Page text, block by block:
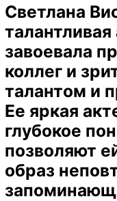
Светлана
завоевала
коллег и
талантом и
Ее яркая
глубокое
позволяют
образ